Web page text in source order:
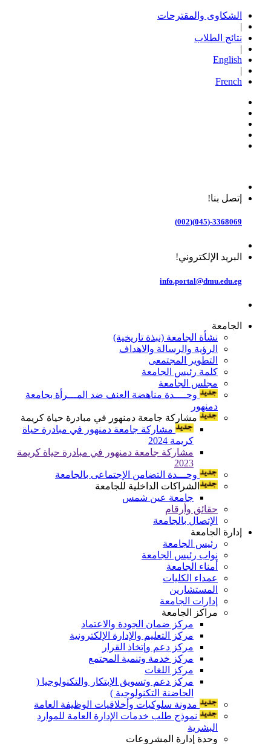
الشكاوى والمقترحات
|
نتائج الطلاب
|
English
|
French
إتصل بنا!
3368069-(045)(002)
البريد الإلكتروني!
info.portal@dmu.edu.eg
الجامعة
نشأة الجامعة (نبذة تاريخية)
الرؤية والرسالة والاهداف
التطوير المجتمعى
كلمة رئيس الجامعة
مجلس الجامعة
وحــــدة مناهضة العنف ضد المـــرأة بجامعة
دمنهور
مشاركة جامعة دمنهور في مبادرة حياة كريمة
مشاركة جامعة دمنهور في مبادرة حياة
كريمة 2024
مشاركة جامعة دمنهور في مبادرة حياة كريمة
2023
وحـــدة التضامن الإجتماعى بالجامعة
الشراكات الداخلية للجامعة
جامعة عين شمس
حقائق وأرقام
الإتصال بالجامعة
إدارة الجامعة
رئيس الجامعة
نواب رئيس الجامعة
أمناء الجامعة
عمداء الكليات
المستشارين
إدارات الجامعة
مراكز الجامعة
مركز ضمان الجودة والاعتماد
مركز التعليم والإدارة الإلكترونية
مركز دعم وإتخاذ القرار
مركز خدمة وتنمية المجتمع
مركز اللغات
مركز دعم وتسويق الإبتكار والتكنولوجيا (
الحاضنة التكنولوجية )
مدونة سلوكيات وأخلاقيات الوظيفة العامة
نموذج طلب خدمات الإدارة العامة للموارد
البشرية
وحدة إدارة المشروعات